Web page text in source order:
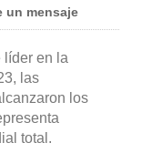
un mensaje
líder en la
las
los
total.